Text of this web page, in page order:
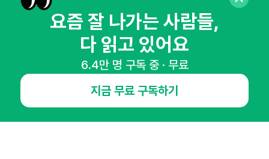
65,043명의 마케터를 성장시키는 뉴스레터
뉴스레터 구독하기
오픈애즈란 공지사항 제휴문의
인사이터 신청
요즘 잘 나가는 사람들,
다 읽고 있어요
6.4만 명 구독 중 · 무료
지금 무료 구독하기